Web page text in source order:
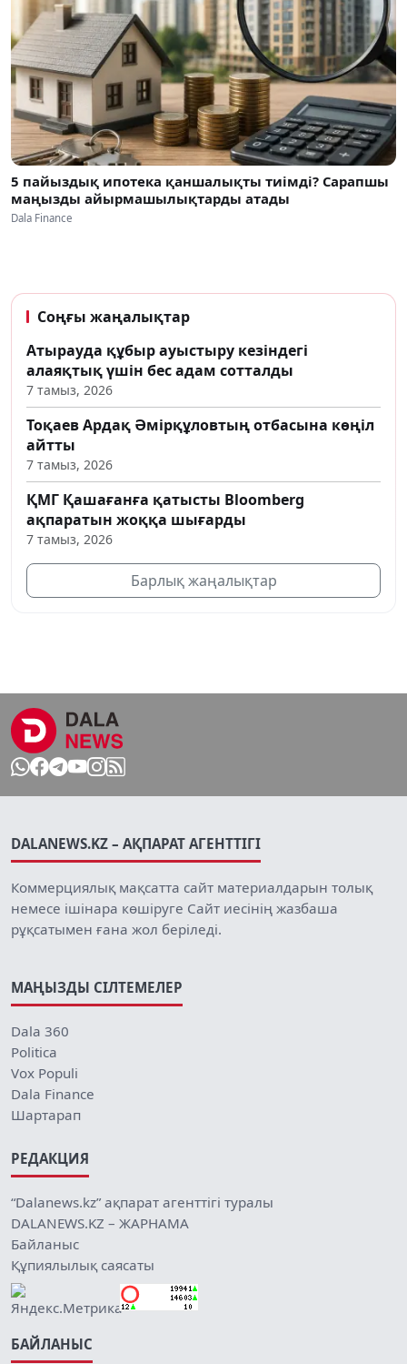
5 пайыздық ипотека қаншалықты тиімді? Сарапшы
маңызды айырмашылықтарды атады
Dala Finance
Соңғы жаңалықтар
Атырауда құбыр ауыстыру кезіндегі
алаяқтық үшін бес адам сотталды
7 тамыз, 2026
Тоқаев Ардақ Әмірқұловтың отбасына көңіл
айтты
7 тамыз, 2026
ҚМГ Қашағанға қатысты Bloomberg
ақпаратын жоққа шығарды
7 тамыз, 2026
Барлық жаңалықтар
DALANEWS.KZ – АҚПАРАТ АГЕНТТІГІ
Коммерциялық мақсатта сайт материалдарын толық
немесе ішінара көшіруге Сайт иесінің жазбаша
рұқсатымен ғана жол беріледі.
МАҢЫЗДЫ СІЛТЕМЕЛЕР
Dala 360
Politica
Vox Populi
Dala Finance
Шартарап
РЕДАКЦИЯ
“Dalanews.kz” ақпарат агенттігі туралы
DALANEWS.KZ – ЖАРНАМА
Байланыс
Құпиялылық саясаты
БАЙЛАНЫС